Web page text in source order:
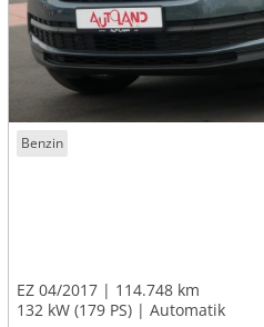
Benzin
EZ 04/2017
114.748 km
132 kW (179 PS)
Automatik